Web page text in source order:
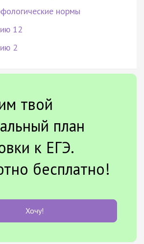
нормы
12
2
твой
план
к ЕГЭ.
бесплатно!
Хочу!